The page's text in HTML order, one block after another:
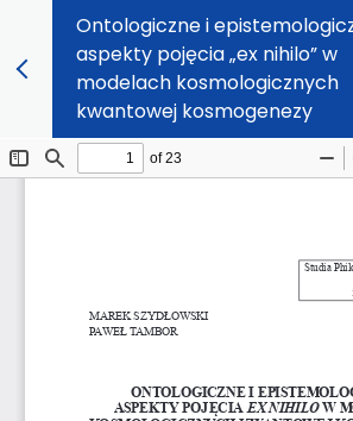
Ontologiczne i
aspekty pojęcia „ex nihilo” w
modelach kosmologicznych
kwantowej kosmogenezy